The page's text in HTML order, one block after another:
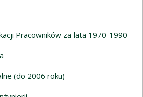
Pracowników za lata 1970-1990
(do 2006 roku)